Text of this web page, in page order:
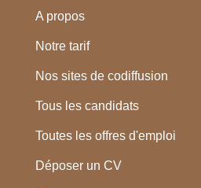
A propos
Notre tarif
Nos sites de codiffusion
Tous les candidats
Toutes les offres d'emploi
Déposer un CV